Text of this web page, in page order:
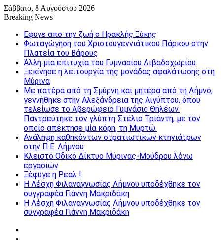
Σάββατο, 8 Αυγούστου 2026
Breaking News
Εφυγε απο την ζωή o Ηρακλής Ξύκης
Φωταγώγηση του Χριστουγεννιάτικου Πάρκου στην
Πλατεία του Βάρους
Άλλη μια επιτυχία του Γυμνασίου Λιβαδοχωρίου
Ξεκίνησε η λειτουργία της μονάδας αφαλάτωσης στη
Μύρινα
Με πατέρα από τη Σμύρνη και μητέρα από τη Λήμνο,
γεννήθηκε στην Αλεξάνδρεια της Αιγύπτου, όπου
τελείωσε το Αβερώφειο Γυμνάσιο Θηλέων.
Παντρεύτηκε τον γλύπτη Στέλιο Τριάντη, με τον
οποίο απέκτησε μία κόρη, τη Μυρτώ.
Ανάληψη καθηκόντων στρατιωτικών κτηνιάτρων
στην Π.Ε. Λήμνου
Κλειστό Οδικό Δίκτυο Μύρινας-Μούδρου λόγω
εργασιών
Ξέφυγε η Ρεαλ !
Η Λέσχη Φιλαναγνωσίας Λήμνου υποδέχθηκε τον
συγγραφέα Γιάννη Μακριδάκη
Η Λέσχη Φιλαναγνωσίας Λήμνου υποδέχθηκε τον
συγγραφέα Γιάννη Μακριδάκη